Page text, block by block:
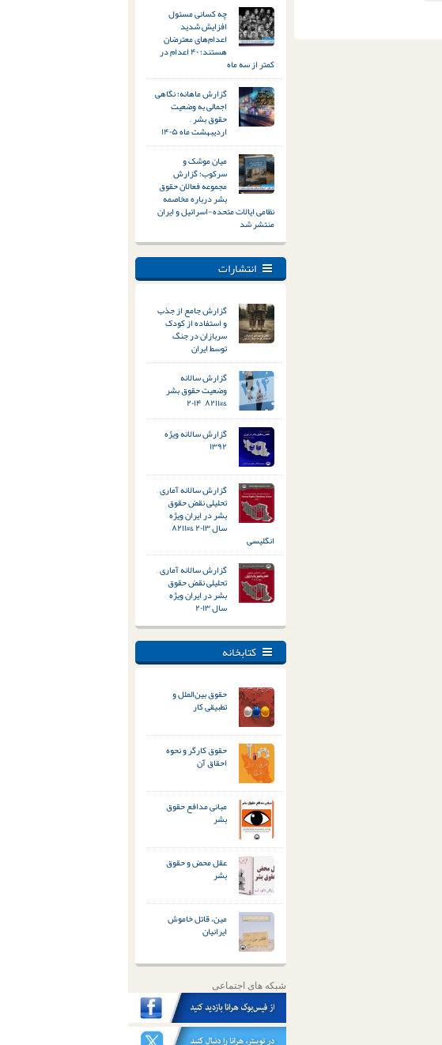
چه کسانی مسئول
افزایش شدید
اعدام‌های معترضان
هستند؛ ۴۰ اعدام در
کمتر از سه ماه
گزارش ماهانه؛ نگاهی
اجمالی به وضعیت
حقوق بشر –
اردیبهشت ماه ۱۴۰۵
میان موشک و
سرکوب؛ گزارش
مجموعه فعالان حقوق
بشر درباره مخاصمه
نظامی ایالات متحده-اسرائیل و ایران
منتشر شد
انتشارات
گزارش جامع از جذب
و استفاده از کودک
سربازان در جنگ
توسط ایران
گزارش سالانه
وضعیت حقوق بشر
&#۸۲۱۱; ۲۰۱۴
گزارش سالانه ویژه
۱۳۹۲
گزارش سالانه آماری –
تحلیلی نقض حقوق
بشر در ایران ویژه
سال ۲۰۱۳ &#۸۲۱۱;
انگلیسی
گزارش سالانه آماری –
تحلیلی نقض حقوق
بشر در ایران ویژه
سال ۲۰۱۳
کتابخانه
حقوق بین‌الملل و
تطبیقی کار
حقوق کارگر و نحوه
احقاق آن
مبانی مدافع حقوق
بشر
عقل محض و حقوق
بشر
مین، قاتل خاموش
ایرانیان
شبکه های اجتماعی